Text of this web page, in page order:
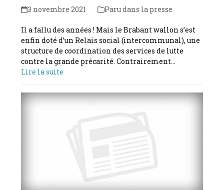
3 novembre 2021 Paru dans la presse
Il a fallu des années ! Mais le Brabant wallon s’est
enfin doté d’un Relais social (intercommunal), une
structure de coordination des services de lutte
contre la grande précarité. Contrairement…
Lire la suite